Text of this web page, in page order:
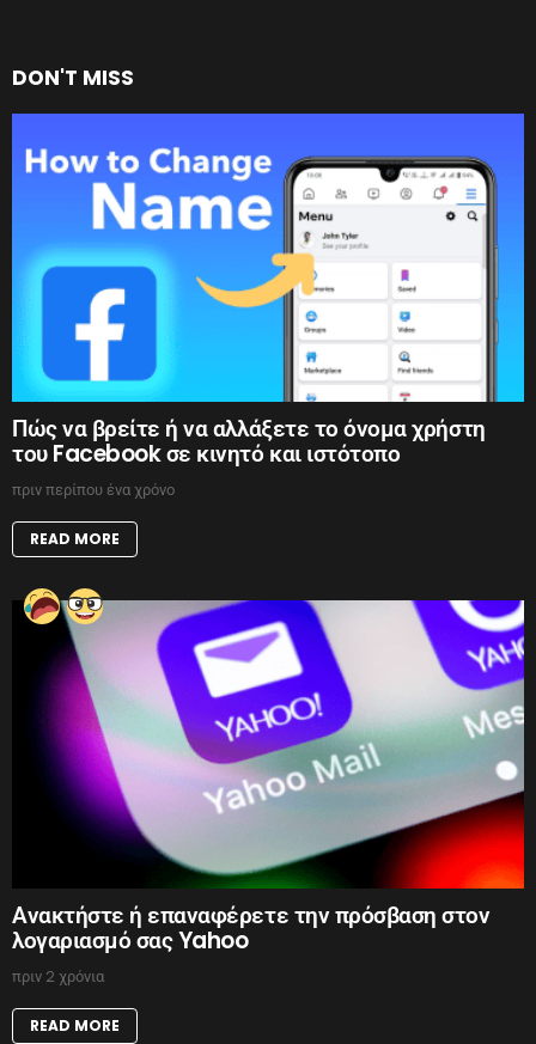
DON'T MISS
Πώς να βρείτε ή να αλλάξετε το όνομα χρήστη
του Facebook σε κινητό και ιστότοπο
πριν περίπου ένα χρόνο
READ MORE
Ανακτήστε ή επαναφέρετε την πρόσβαση στον
λογαριασμό σας Yahoo
πριν 2 χρόνια
READ MORE